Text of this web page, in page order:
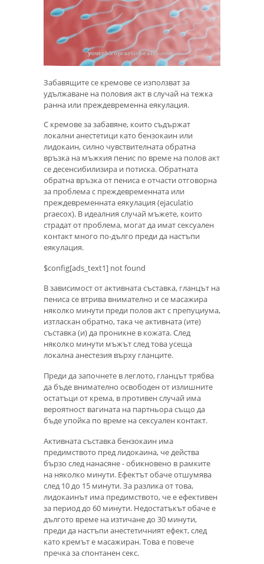
Забавящите се кремове се използват за
удължаване на половия акт в случай на тежка
ранна или преждевременна еякулация.
С кремове за забавяне, които съдържат
локални анестетици като бензокаин или
лидокаин, силно чувствителната обратна
връзка на мъжкия пенис по време на полов акт
се десенсибилизира и потиска. Обратната
обратна връзка от пениса е отчасти отговорна
за проблема с преждевременната или
преждевременната еякулация (ejaculatio
praecox). В идеалния случай мъжете, които
страдат от проблема, могат да имат сексуален
контакт много по-дълго преди да настъпи
еякулация.
$config[ads_text1] not found
В зависимост от активната съставка, гланцът на
пениса се втрива внимателно и се масажира
няколко минути преди полов акт с препуциума,
изтласкан обратно, така че активната (ите)
съставка (и) да проникне в кожата. След
няколко минути мъжът след това усеща
локална анестезия върху гланците.
Преди да започнете в леглото, гланцът трябва
да бъде внимателно освободен от излишните
остатъци от крема, в противен случай има
вероятност вагината на партньора също да
бъде упойка по време на сексуален контакт.
Активната съставка бензокаин има
предимството пред лидокаина, че действа
бързо след нанасяне - обикновено в рамките
на няколко минути. Ефектът обаче отшумява
след 10 до 15 минути. За разлика от това,
лидокаинът има предимството, че е ефективен
за период до 60 минути. Недостатъкът обаче е
дългото време на изтичане до 30 минути,
преди да настъпи анестетичният ефект, след
като кремът е масажиран. Това е повече
пречка за спонтанен секс.